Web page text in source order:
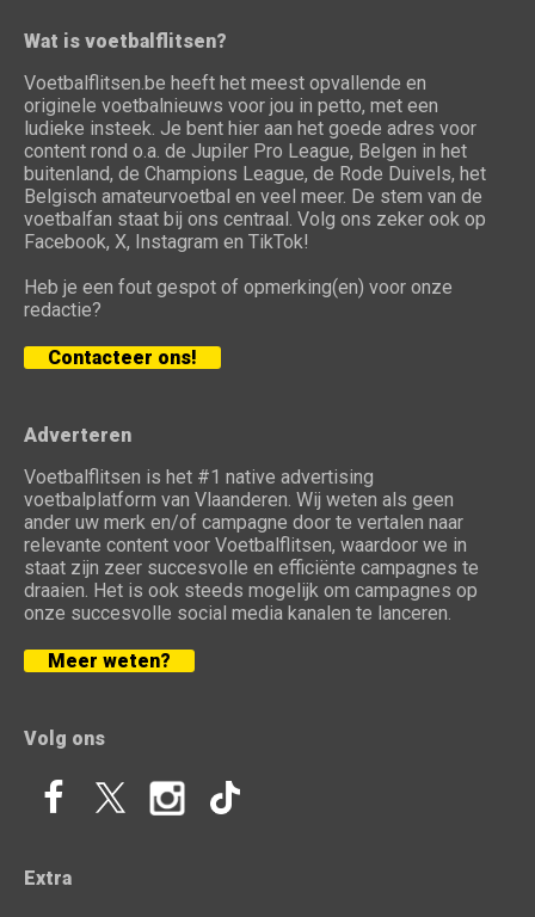
Wat is voetbalflitsen?
Voetbalflitsen.be heeft het meest opvallende en
originele voetbalnieuws voor jou in petto, met een
ludieke insteek. Je bent hier aan het goede adres voor
content rond o.a. de Jupiler Pro League, Belgen in het
buitenland, de Champions League, de Rode Duivels, het
Belgisch amateurvoetbal en veel meer. De stem van de
voetbalfan staat bij ons centraal. Volg ons zeker ook op
Facebook, X, Instagram en TikTok!
Heb je een fout gespot of opmerking(en) voor onze
redactie?
Contacteer ons!
Adverteren
Voetbalflitsen is het #1 native advertising
voetbalplatform van Vlaanderen. Wij weten als geen
ander uw merk en/of campagne door te vertalen naar
relevante content voor Voetbalflitsen, waardoor we in
staat zijn zeer succesvolle en efficiënte campagnes te
draaien. Het is ook steeds mogelijk om campagnes op
onze succesvolle social media kanalen te lanceren.
Meer weten?
Volg ons
Extra